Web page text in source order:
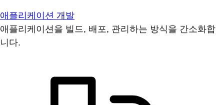
애플리케이션 개발
애플리케이션을 빌드, 배포, 관리하는 방식을 간소화합
니다.